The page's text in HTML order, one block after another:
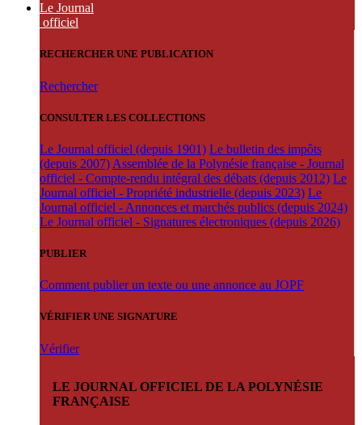
Le Journal
officiel
RECHERCHER UNE PUBLICATION
Rechercher
CONSULTER LES COLLECTIONS
Le Journal officiel (depuis 1901) Le bulletin des impôts
(depuis 2007) Assemblée de la Polynésie française - Journal
officiel - Compte-rendu intégral des débats (depuis 2012) Le
Journal officiel - Propriété industrielle (depuis 2023) Le
Journal officiel - Annonces et marchés publics (depuis 2024)
Le Journal officiel - Signatures électroniques (depuis 2026)
PUBLIER
Comment publier un texte ou une annonce au JOPF
VÉRIFIER UNE SIGNATURE
Vérifier
LE JOURNAL OFFICIEL DE LA POLYNÉSIE
FRANÇAISE